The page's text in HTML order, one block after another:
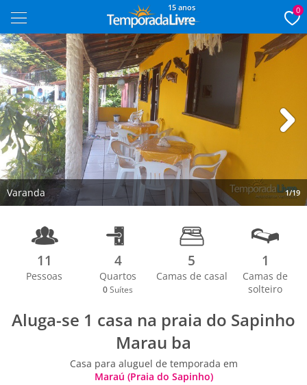
15 anos 0
Varanda 1/19
11
Pessoas
4
Quartos
0 Suítes
5
Camas de casal
1
Camas de
solteiro
Aluga-se 1 casa na praia do Sapinho
Marau ba
Casa para aluguel de temporada em
Maraú (Praia do Sapinho)